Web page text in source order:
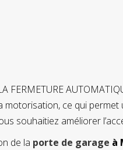
FERMETURE
motorisation, ce qui
souhaitiez améliorer
de la porte de garage à